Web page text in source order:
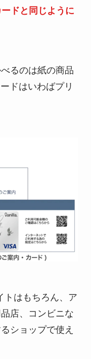
ドと同じように
るのは紙の商品
ドはいわばプリ
トはもちろん、ア
店、コンビニな
ショップで使え